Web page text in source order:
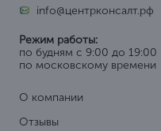
info@центрконсалт.рф
Режим работы:
по будням с 9:00 до 19:00
по московскому времени
О компании
Отзывы